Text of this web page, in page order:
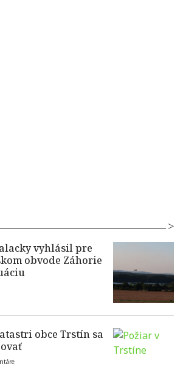
vyhlásil pre
obvode Záhorie
obce Trstín sa